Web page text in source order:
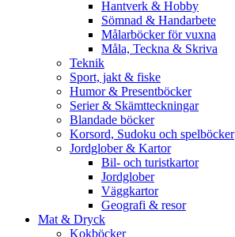
Hantverk & Hobby
Sömnad & Handarbete
Målarböcker för vuxna
Måla, Teckna & Skriva
Teknik
Sport, jakt & fiske
Humor & Presentböcker
Serier & Skämtteckningar
Blandade böcker
Korsord, Sudoku och spelböcker
Jordglober & Kartor
Bil- och turistkartor
Jordglober
Väggkartor
Geografi & resor
Mat & Dryck
Kokböcker